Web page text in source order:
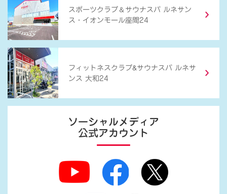
スポーツクラブ ＆ サウナスパ ルネサン
ス・イオンモール座間24
フィットネスクラブ&サウナスパ ルネサ
ンス 大和24
ソーシャルメディア
公式アカウント